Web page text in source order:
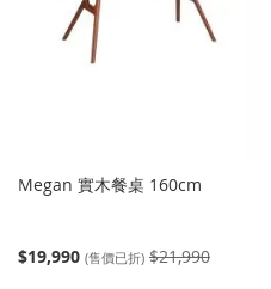
Megan 實木餐桌 160cm
$19,990 (售價已折) $21,990